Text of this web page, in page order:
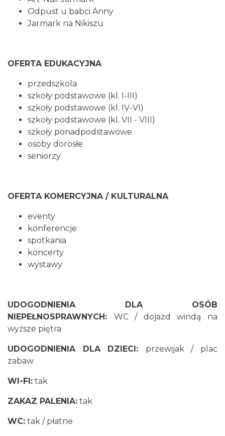
Odpust u babci Anny
Jarmark na Nikiszu
OFERTA EDUKACYJNA
przedszkola
szkoły podstawowe (kl. I-III)
szkoły podstawowe (kl. IV-VI)
szkoły podstawowe (kl. VII - VIII)
szkoły ponadpodstawowe
osoby dorosłe
seniorzy
OFERTA KOMERCYJNA / KULTURALNA
eventy
konferencje
spotkania
koncerty
wystawy
UDOGODNIENIA DLA OSÓB
NIEPEŁNOSPRAWNYCH: WC / dojazd windą na
wyższe piętra
UDOGODNIENIA DLA DZIECI: przewijak / plac
zabaw
WI-FI: tak
ZAKAZ PALENIA: tak
WC: tak / płatne